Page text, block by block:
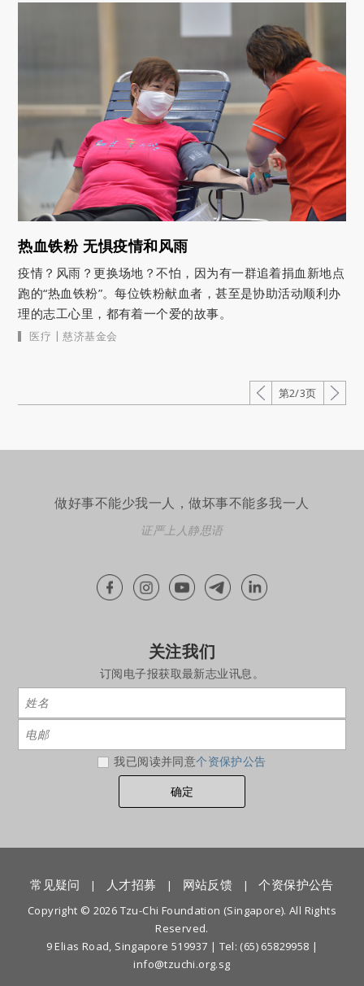
热血铁粉 无惧疫情和风雨
疫情？风雨？更换场地？不怕，因为有一群追着捐血新地点
跑的“热血铁粉”。每位铁粉献血者，甚至是协助活动顺利办
理的志工心里，都有着一个爱的故事。
医疗 | 慈济基金会
第2/3页
做好事不能少我一人，做坏事不能多我一人
证严上人静思语
关注我们
订阅电子报获取最新志业讯息。
我已阅读并同意个资保护公告
常见疑问 | 人才招募 | 网站反馈 | 个资保护公告
Copyright © 2026 Tzu-Chi Foundation (Singapore). All Rights
Reserved.
9 Elias Road, Singapore 519937 | Tel: (65) 65829958 |
info@tzuchi.org.sg